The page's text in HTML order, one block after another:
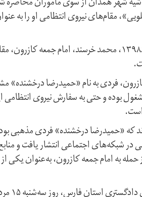
مقام‌های نیروی انتظامی او را به
در نخستین ساعات بامداد چهارشنبه ۸ خرداد۱۳۹۸، محمد
فردی به نام «حمیدرضا درخشنده»
بوده و حتی به سفارش نیروی انتظامی
«حمیدرضا درخشنده» فردی مذهبی
شبکه‌های اجتماعی انتشار یافت و
به امام جمعه کازرون، به‌عنوان یکی از